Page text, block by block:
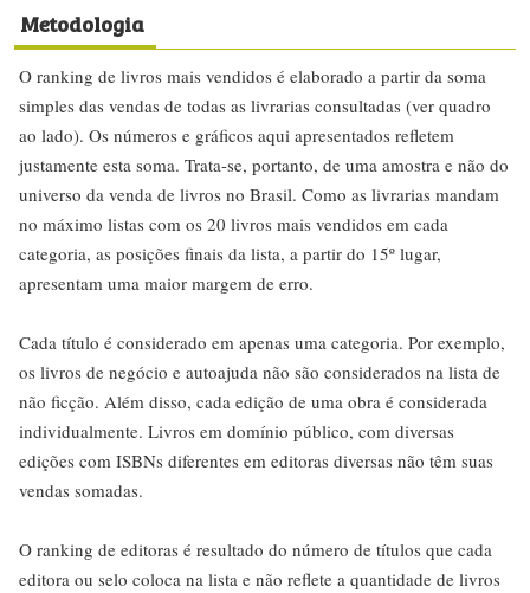
Metodologia
O ranking de livros mais vendidos é elaborado a partir da soma
simples das vendas de todas as livrarias consultadas (ver quadro
ao lado). Os números e gráficos aqui apresentados refletem
justamente esta soma. Trata-se, portanto, de uma amostra e não do
universo da venda de livros no Brasil. Como as livrarias mandam
no máximo listas com os 20 livros mais vendidos em cada
categoria, as posições finais da lista, a partir do 15º lugar,
apresentam uma maior margem de erro.
Cada título é considerado em apenas uma categoria. Por exemplo,
os livros de negócio e autoajuda não são considerados na lista de
não ficção. Além disso, cada edição de uma obra é considerada
individualmente. Livros em domínio público, com diversas
edições com ISBNs diferentes em editoras diversas não têm suas
vendas somadas.
O ranking de editoras é resultado do número de títulos que cada
editora ou selo coloca na lista e não reflete a quantidade de livros